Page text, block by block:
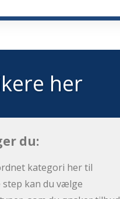
her
du:
kategori her til
kan du vælge